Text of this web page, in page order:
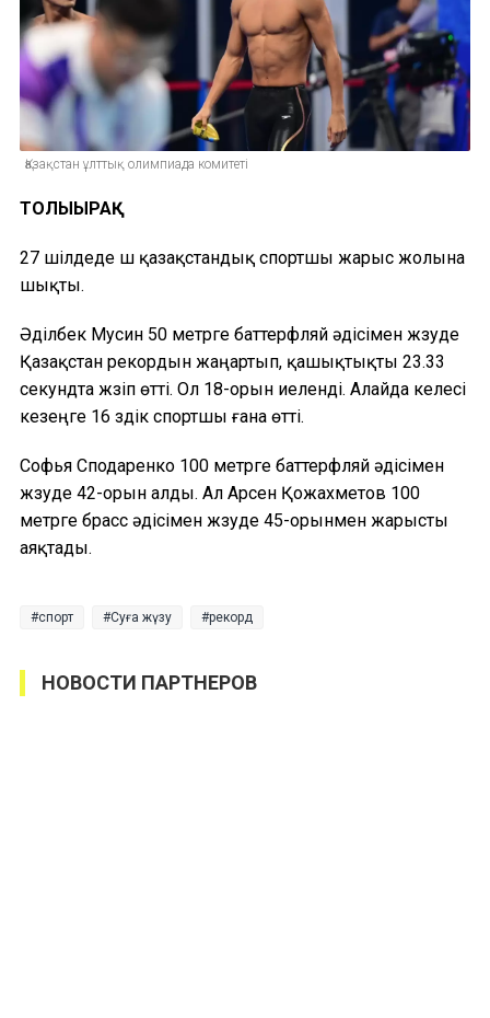
Қазақстан ұлттық олимпиада комитеті
ТОЛЫҒЫРАҚ
27 шілдеде үш қазақстандық спортшы жарыс жолына
шықты.
Әділбек Мусин 50 метрге баттерфляй әдісімен жүзуде
Қазақстан рекордын жаңартып, қашықтықты 23.33
секундта жүзіп өтті. Ол 18-орын иеленді. Алайда келесі
кезеңге 16 үздік спортшы ғана өтті.
Софья Сподаренко 100 метрге баттерфляй әдісімен
жүзуде 42-орын алды. Ал Арсен Қожахметов 100
метрге брасс әдісімен жүзуде 45-орынмен жарысты
аяқтады.
спорт Суға жүзу рекорд
НОВОСТИ ПАРТНЕРОВ